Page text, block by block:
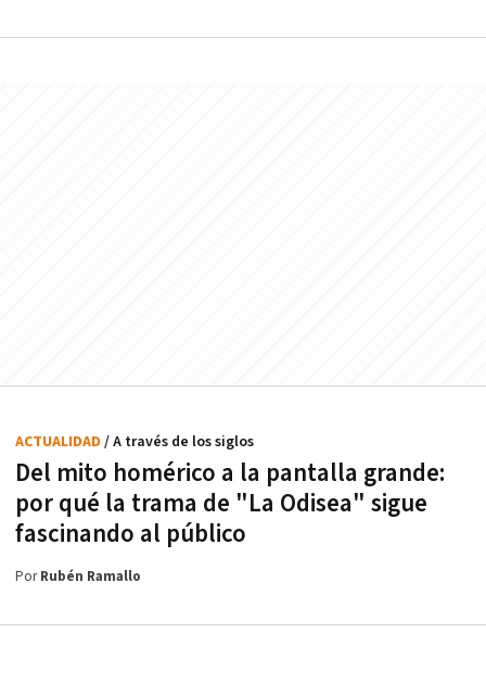
Del mito homérico a la pantalla grande:
por qué la trama de "La Odisea" sigue
fascinando al público
ACTUALIDAD / A través de los siglos
PorRubén Ramallo